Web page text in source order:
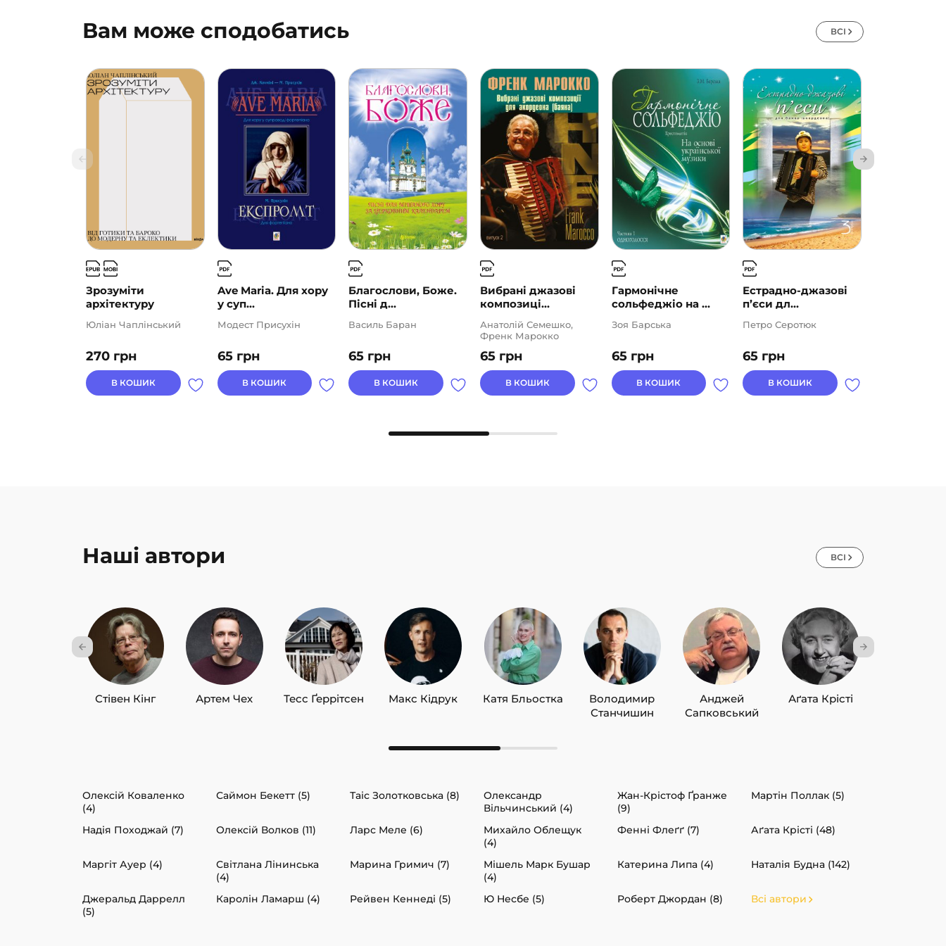
Вам може сподобатись ВСІ
Зрозуміти
архітектуру
270 грн
Юліан Чаплінський
В КОШИК
Ave Maria. Для хору
у суп...
65 грн
Модест Присухін
В КОШИК
Благослови, Боже.
Пісні д...
65 грн
Василь Баран
В КОШИК
Вибрані джазові
композиці...
65 грн
Анатолій Семешко,
Френк Марокко
В КОШИК
Гармонічне
сольфеджіо на ...
65 грн
Зоя Барська
В КОШИК
Естрадно-джазові
п’єси дл...
65 грн
Петро Серотюк
В КОШИК
Наші автори ВСІ
Стівен Кінг Артем Чех Тесс Ґеррітсен Макс Кідрук Катя Бльостка
Володимир
Станчишин
Анджей
Сапковський
Аґата Крісті
Олексій Коваленко
(4)
Саймон Бекетт (5) Таіс Золотковська (8)
Олександр
Вільчинський (4)
Жан-Крістоф Ґранже
(9)
Мартін Поллак (5)
Надія Походжай (7) Олексій Волков (11) Ларс Меле (6)
Михайло Облещук
(4)
Фенні Флеґґ (7) Аґата Крісті (48)
Маргіт Ауер (4)
Світлана Лінинська
(4)
Марина Гримич (7)
Мішель Марк Бушар
(4)
Катерина Липа (4) Наталія Будна (142)
Джеральд Даррелл
(5)
Каролін Ламарш (4) Рейвен Кеннеді (5) Ю Несбе (5) Роберт Джордан (8) Всі автори